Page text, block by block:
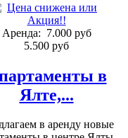
Аренда: 7.000 руб
5.500 руб
в
Ялте,...
в аренду новые